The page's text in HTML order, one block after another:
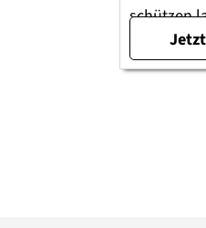
schützen